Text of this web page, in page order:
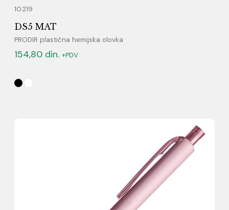
10.219
DS5 MAT
PRODIR plastična hemijska olovka
154,80 din. +PDV